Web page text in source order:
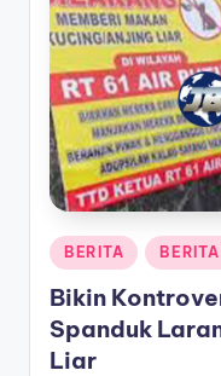
t
a
T
e
r
k
n
Posted
in
BERITA
Bikin
Spanduk
Liar